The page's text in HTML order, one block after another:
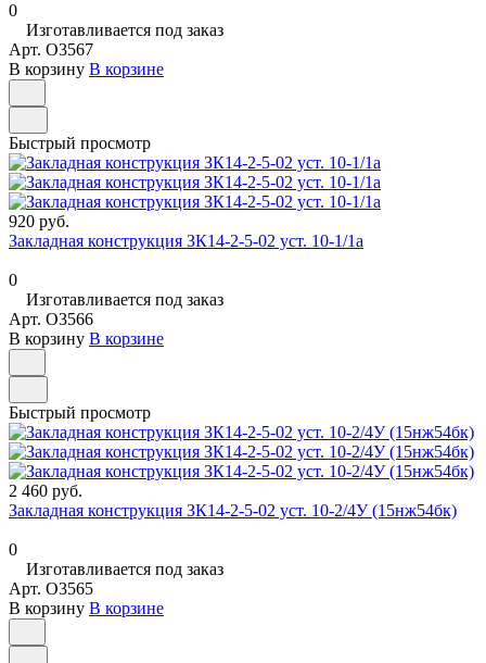
0
Изготавливается под заказ
Арт. O3567
В корзину В корзине
Быстрый просмотр
920 руб.
Закладная конструкция ЗК14-2-5-02 уст. 10-1/1а
0
Изготавливается под заказ
Арт. O3566
В корзину В корзине
Быстрый просмотр
2 460 руб.
Закладная конструкция ЗК14-2-5-02 уст. 10-2/4У (15нж54бк)
0
Изготавливается под заказ
Арт. O3565
В корзину В корзине